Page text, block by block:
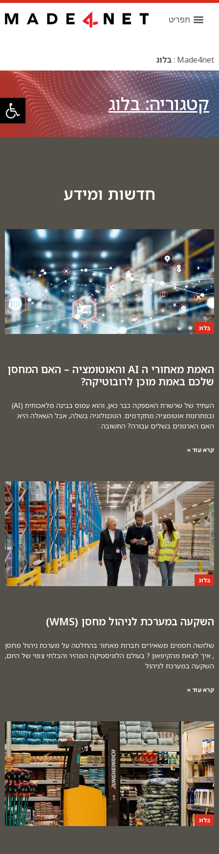
פתח
Made4net
:בלוג
קטגוריה: בלוג
חדשות ומידע
בלוג
האמת מאחורי ה AI והאוטומציה – האם המחסן
שלכם באמת מוכן לרובוטיקה?
העתיד של שרשרת האספקה כבר כאן, והוא עמוס בבינה מלאכותית (AI)
ובפתרונות אוטומציה מתקדמים. הטכנולוגיה בשלה, אבל השאלה היא:
האם הארגונים בשלים עבורה? התשובה :
קרא עוד »
בלוג
השקעה במערכת לניהול מחסן (WMS)
שלושה חסמים משאירים חברות מאחור בהחלטה על מערכת ניהול מחסן
, איך לצאת מהקיפאון ? בעולם הלוגיסטיקה המהיר והבלתי צפוי של היום,
השקעה במערכת לניהול
קרא עוד »
בלוג